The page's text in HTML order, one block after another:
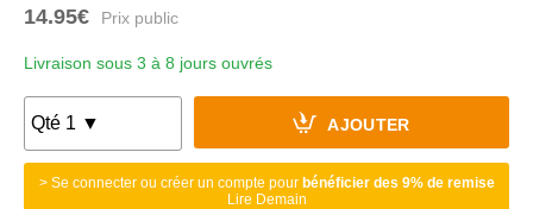
14.95€
Livraison sous 3 à 8 jours ouvrés
AJOUTER
> Se connecter ou créer un compte pour bénéficier des 9% de remise
Lire Demain